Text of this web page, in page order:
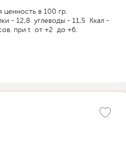
ценность в 100 гр.
- 12,8 углеводы - 11,5 Ккал -
при t от +2 до +6.